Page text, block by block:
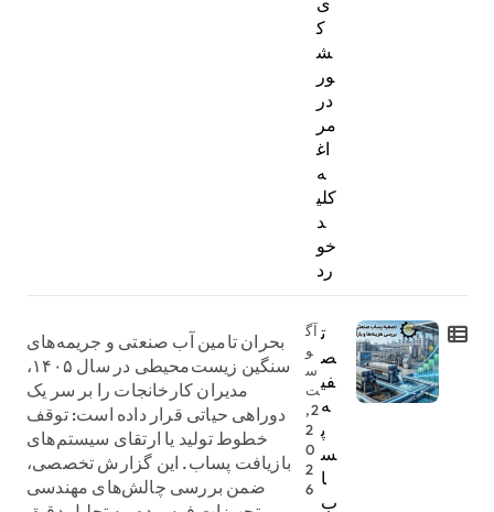
ک
ش
ور
در
مر
اغ
ه
کلی
د
خو
رد
ت
ص
فی
ه
پ
س
ا
ب
آگ
و
س
ت
2,
2
0
2
6
بحران تامین آب صنعتی و جریمه‌های
سنگین زیست‌محیطی در سال ۱۴۰۵،
مدیران کارخانجات را بر سر یک
دوراهی حیاتی قرار داده است: توقف
خطوط تولید یا ارتقای سیستم‌های
بازیافت پساب. این گزارش تخصصی،
ضمن بررسی چالش‌های مهندسی